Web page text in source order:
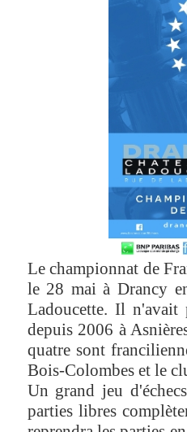
Le championnat de
le 28 mai à Drancy
Ladoucette. Il n'avait
depuis 2006 à
quatre sont
Bois-Colombes et le
Un grand jeu
parties libres